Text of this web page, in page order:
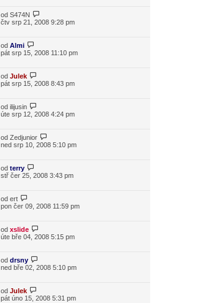
od S474N
čtv srp 21, 2008 9:28 pm
od Almi
pát srp 15, 2008 11:10 pm
od Julek
pát srp 15, 2008 8:43 pm
od ilijusin
úte srp 12, 2008 4:24 pm
od Zedjunior
ned srp 10, 2008 5:10 pm
od terry
stř čer 25, 2008 3:43 pm
od ert
pon čer 09, 2008 11:59 pm
od xslide
úte bře 04, 2008 5:15 pm
od drsny
ned bře 02, 2008 5:10 pm
od Julek
pát úno 15, 2008 5:31 pm